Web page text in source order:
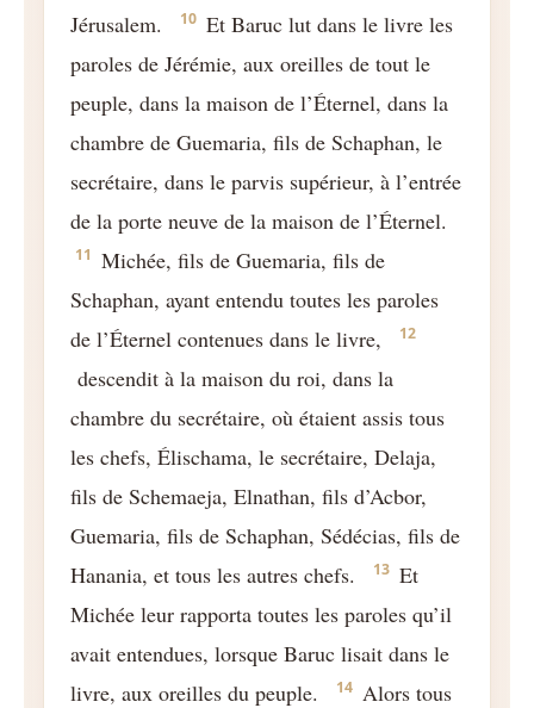
Jérusalem.
10 Et Baruc lut dans le livre les
paroles de Jérémie, aux oreilles de tout le
peuple, dans la maison de l’Éternel, dans la
chambre de Guemaria, fils de Schaphan, le
secrétaire, dans le parvis supérieur, à l’entrée
de la porte neuve de la maison de l’Éternel.
11 Michée, fils de Guemaria, fils de
Schaphan, ayant entendu toutes les paroles
de l’Éternel contenues dans le livre,
12
descendit à la maison du roi, dans la
chambre du secrétaire, où étaient assis tous
les chefs, Élischama, le secrétaire, Delaja,
fils de Schemaeja, Elnathan, fils d’Acbor,
Guemaria, fils de Schaphan, Sédécias, fils de
Hanania, et tous les autres chefs.
13 Et
Michée leur rapporta toutes les paroles qu’il
avait entendues, lorsque Baruc lisait dans le
livre, aux oreilles du peuple.
14 Alors tous